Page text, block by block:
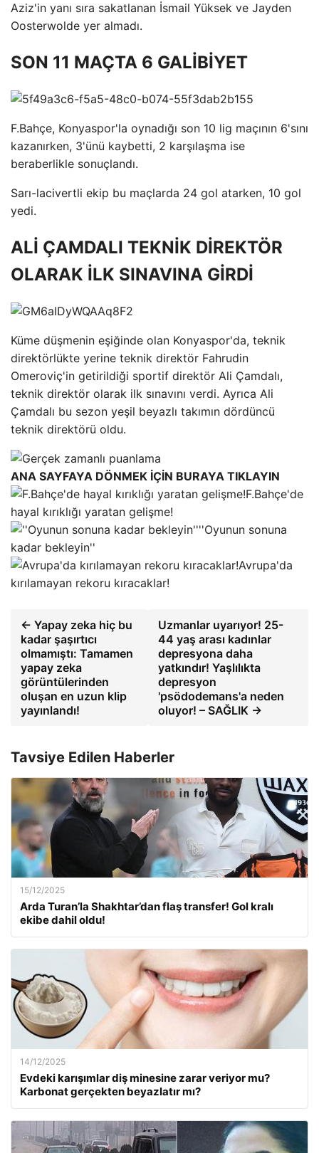
Aziz'in yanı sıra sakatlanan İsmail Yüksek ve Jayden
Oosterwolde yer almadı.
SON 11 MAÇTA 6 GALİBİYET
F.Bahçe, Konyaspor'la oynadığı son 10 lig maçının 6'sını
kazanırken, 3'ünü kaybetti, 2 karşılaşma ise
beraberlikle sonuçlandı.
Sarı-lacivertli ekip bu maçlarda 24 gol atarken, 10 gol
yedi.
ALİ ÇAMDALI TEKNİK DİREKTÖR
OLARAK İLK SINAVINA GİRDİ
Küme düşmenin eşiğinde olan Konyaspor'da, teknik
direktörlükte yerine teknik direktör Fahrudin
Omeroviç'in getirildiği sportif direktör Ali Çamdalı,
teknik direktör olarak ilk sınavını verdi. Ayrıca Ali
Çamdalı bu sezon yeşil beyazlı takımın dördüncü
teknik direktörü oldu.
ANA SAYFAYA DÖNMEK İÇİN BURAYA TIKLAYIN
F.Bahçe'de
hayal kırıklığı yaratan gelişme!
''Oyunun sonuna
kadar bekleyin''
Avrupa'da
kırılamayan rekoru kıracaklar!
← Yapay zeka hiç bu
kadar şaşırtıcı
olmamıştı: Tamamen
yapay zeka
görüntülerinden
oluşan en uzun klip
yayınlandı!
Uzmanlar uyarıyor! 25-
44 yaş arası kadınlar
depresyona daha
yatkındır! Yaşlılıkta
depresyon
'psödodemans'a neden
oluyor! – SAĞLIK →
Tavsiye Edilen Haberler
15/12/2025
Arda Turan’la Shakhtar’dan flaş transfer! Gol kralı
ekibe dahil oldu!
14/12/2025
Evdeki karışımlar diş minesine zarar veriyor mu?
Karbonat gerçekten beyazlatır mı?